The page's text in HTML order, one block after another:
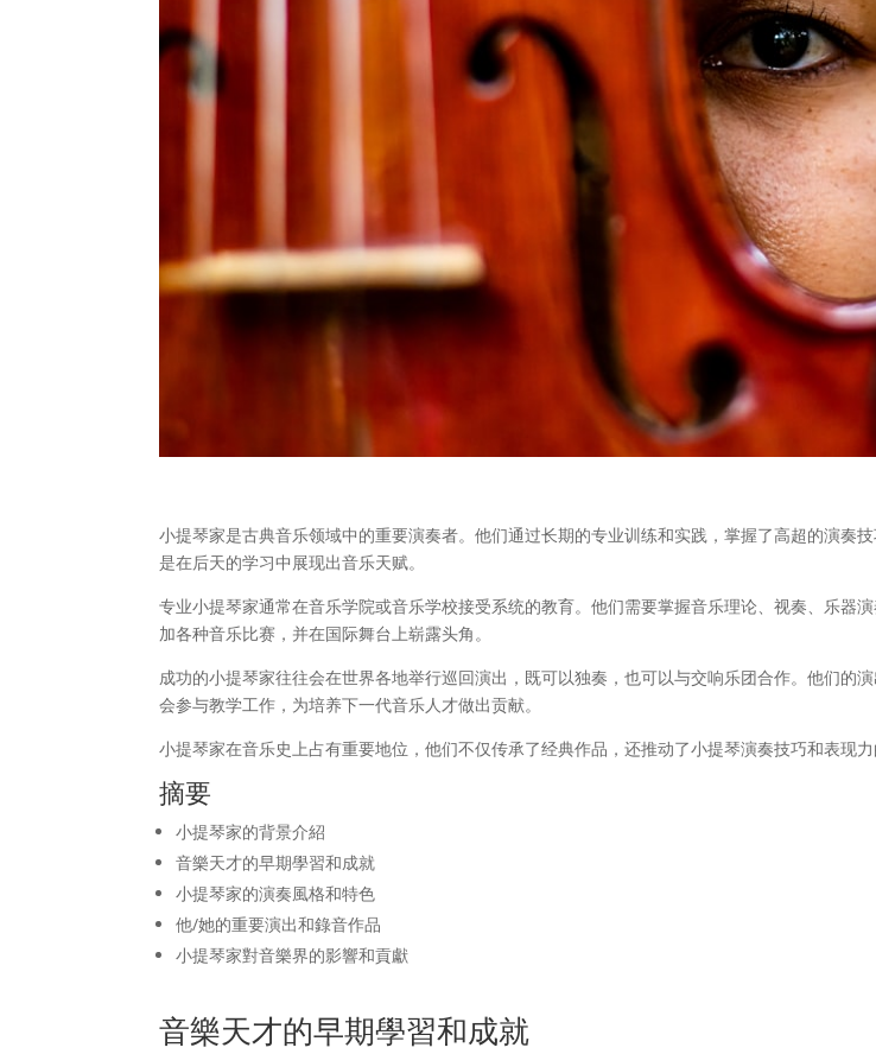
小提琴家是古典音乐领域中的重要演奏者。他们通过长期的专业训练和实践，掌握了高超的演奏
是在后天的学习中展现出音乐天赋。
专业小提琴家通常在音乐学院或音乐学校接受系统的教育。他们需要掌握音乐理论、视奏、乐器
加各种音乐比赛，并在国际舞台上崭露头角。
成功的小提琴家往往会在世界各地举行巡回演出，既可以独奏，也可以与交响乐团合作。他们
会参与教学工作，为培养下一代音乐人才做出贡献。
小提琴家在音乐史上占有重要地位，他们不仅传承了经典作品，还推动了小提琴演奏技巧和表现
摘要
小提琴家的背景介紹
音樂天才的早期學習和成就
小提琴家的演奏風格和特色
他/她的重要演出和錄音作品
小提琴家對音樂界的影響和貢獻
音樂天才的早期學習和成就